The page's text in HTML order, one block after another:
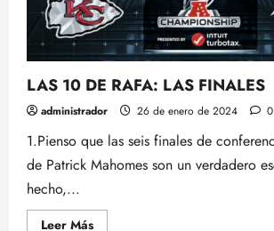
LAS 10 DE RAFA: LAS FINALES
administrador 26 de enero de 2024 0
1.Pienso que las seis finales de
de Patrick Mahomes son un verdadero
hecho,...
Leer MásLeer